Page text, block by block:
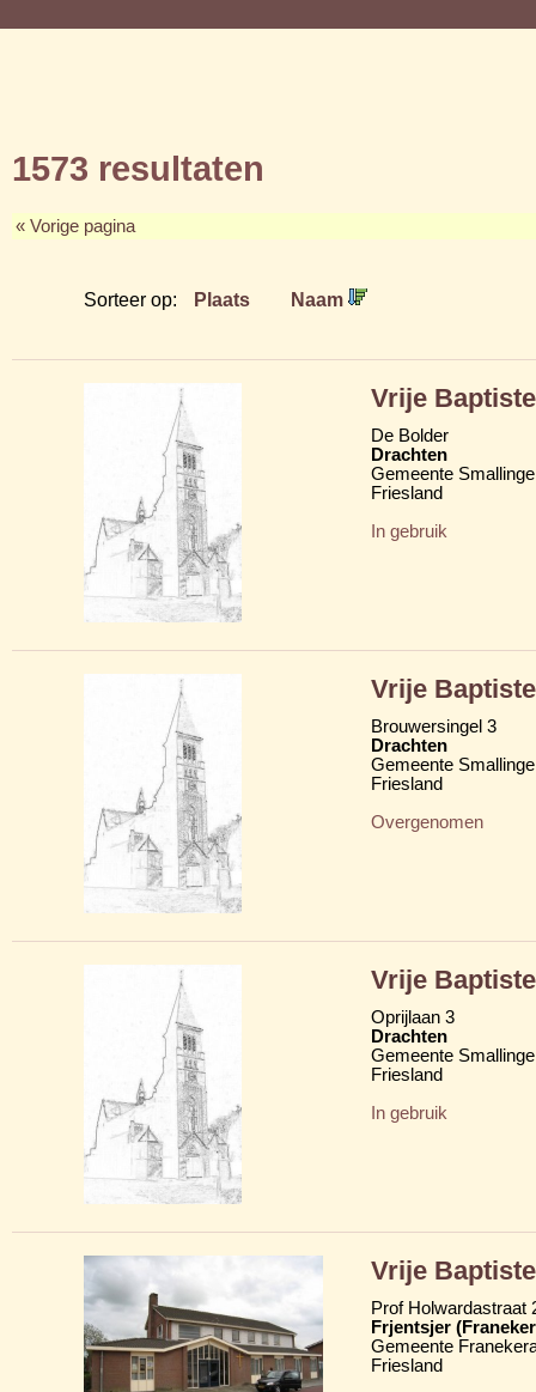
1573 resultaten
« Vorige pagina
Sorteer op: Plaats Naam
Vrije
De Bolder
Drachten
Gemeente
Friesland
In gebruik
Vrije
Brouwersingel 3
Drachten
Gemeente
Friesland
Overgenomen
Vrije
Oprijlaan 3
Drachten
Gemeente
Friesland
In gebruik
Vrije
Prof Holwardastraat
Frjentsjer
Gemeente
Friesland